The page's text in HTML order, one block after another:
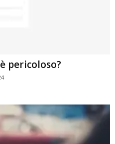
pericoloso?